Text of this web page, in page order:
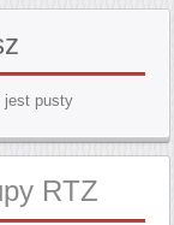
jest pusty
RTZ